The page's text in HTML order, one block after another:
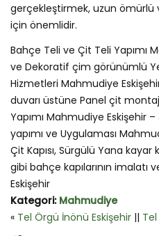
gerçekleştirmek, uzun
için önemlidir.
Bahçe Teli ve Çit Teli Yapımı
ve Dekoratif çim görünümlü
Hizmetleri Mahmudiye
duvarı üstüne Panel çit
Yapımı Mahmudiye Eskişehir
yapımı ve Uygulaması
Çit Kapısı, Sürgülü Yana kayar
gibi bahçe kapılarının imalatı
Eskişehir
Kategori: Mahmudiye
« Tel Örgü İnönü Eskişehir ||